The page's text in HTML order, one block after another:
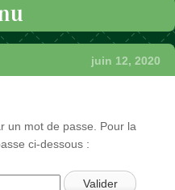
juin 12, 2020
un mot de passe. Pour la
ci-dessous :